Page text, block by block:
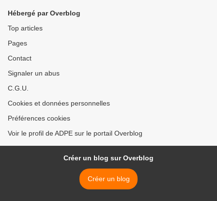
Hébergé par Overblog
Top articles
Pages
Contact
Signaler un abus
C.G.U.
Cookies et données personnelles
Préférences cookies
Voir le profil de ADPE sur le portail Overblog
Créer un blog sur Overblog
Créer un blog